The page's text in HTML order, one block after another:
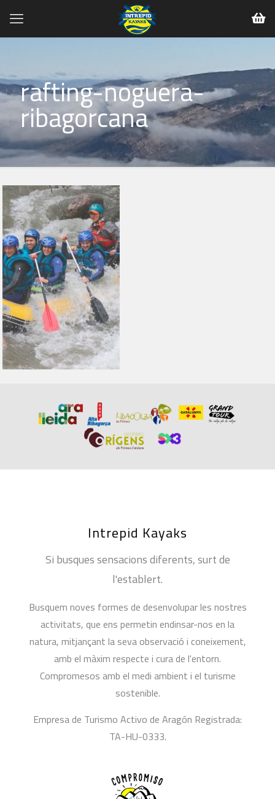
rafting-noguera-
ribagorcana
Intrepid Kayaks
Si busques sensacions diferents, surt de
l'establert.
Busquem noves formes de desenvolupar les nostres
activitats, que ens permetin endinsar-nos en la
natura, mitjançant la seva observació i coneixement,
amb el màxim respecte i cura de l'entorn.
Compromesos amb el medi ambient i el turisme
sostenible.
Empresa de Turismo Activo de Aragón Registrada:
TA-HU-0333.